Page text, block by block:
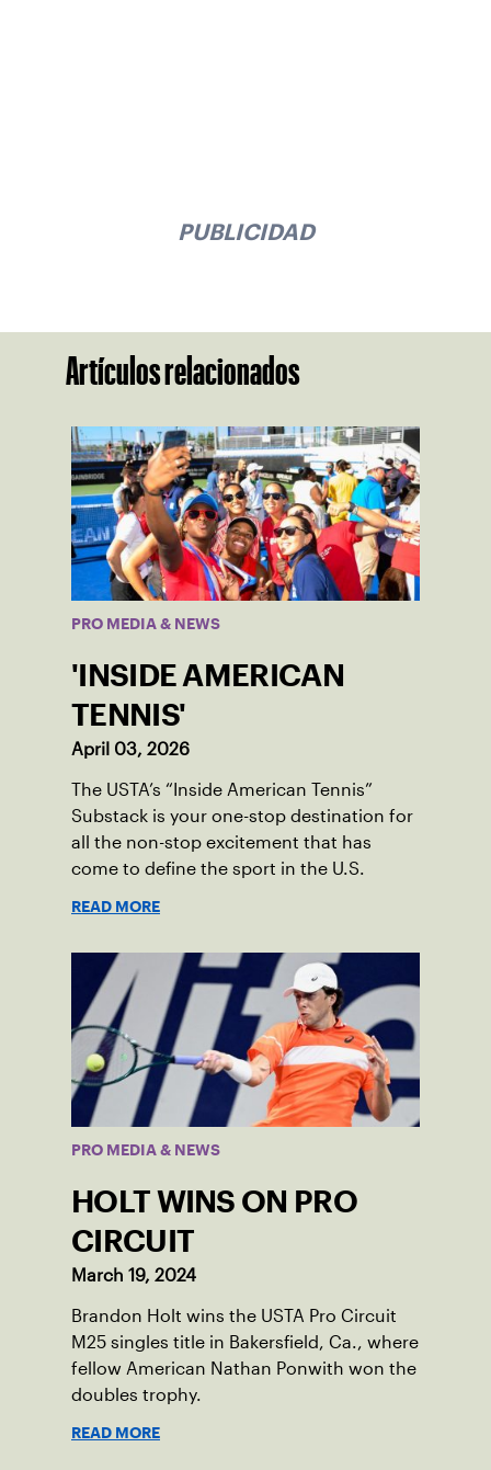
PUBLICIDAD
Artículos relacionados
PRO MEDIA & NEWS
'INSIDE AMERICAN
TENNIS'
April 03, 2026
The USTA’s “Inside American Tennis”
Substack is your one-stop destination for
all the non-stop excitement that has
come to define the sport in the U.S.
READ MORE
PRO MEDIA & NEWS
HOLT WINS ON PRO
CIRCUIT
March 19, 2024
Brandon Holt wins the USTA Pro Circuit
M25 singles title in Bakersfield, Ca., where
fellow American Nathan Ponwith won the
doubles trophy.
READ MORE